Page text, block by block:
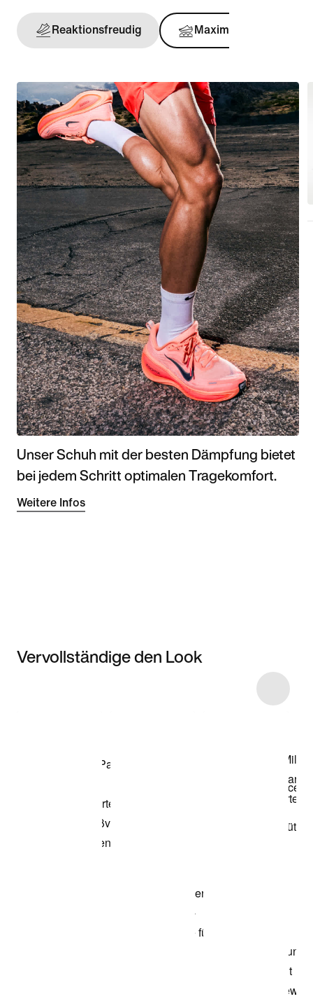
Reaktionsfreudig Maximal
Unser Schuh mit der besten Dämpfung bietet
bei jedem Schritt optimalen Tragekomfort.
Weitere Infos
Vervollständige den Look